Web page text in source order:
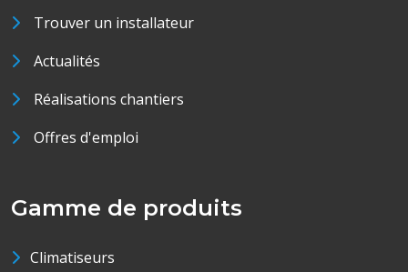
Trouver un installateur
Actualités
Réalisations chantiers
Offres d'emploi
Gamme de produits
Climatiseurs